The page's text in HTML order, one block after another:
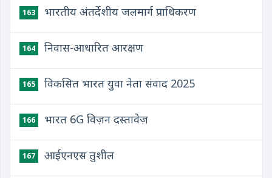
163 भारतीय अंतर्देशीय जलमार्ग प्राधिकरण
164 निवास-आधारित आरक्षण
165 विकसित भारत युवा नेता संवाद 2025
166 भारत 6G विज़न दस्तावेज़
167 आईएनएस तुशील